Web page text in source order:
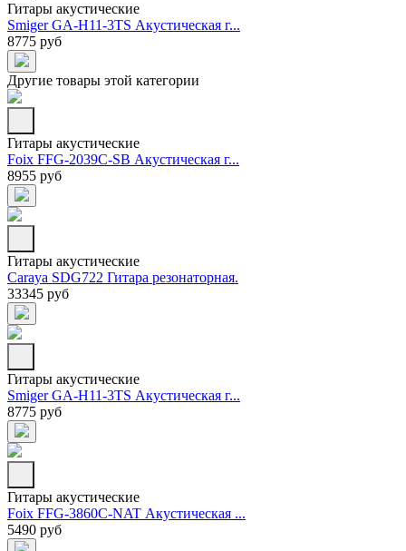
Гитары акустические
Smiger GA-H11-3TS Акустическая г...
8775 руб
Другие товары этой категории
Гитары акустические
Foix FFG-2039C-SB Акустическая г...
8955 руб
Гитары акустические
Caraya SDG722 Гитара резонаторная.
33345 руб
Гитары акустические
Smiger GA-H11-3TS Акустическая г...
8775 руб
Гитары акустические
Foix FFG-3860C-NAT Акустическая ...
5490 руб